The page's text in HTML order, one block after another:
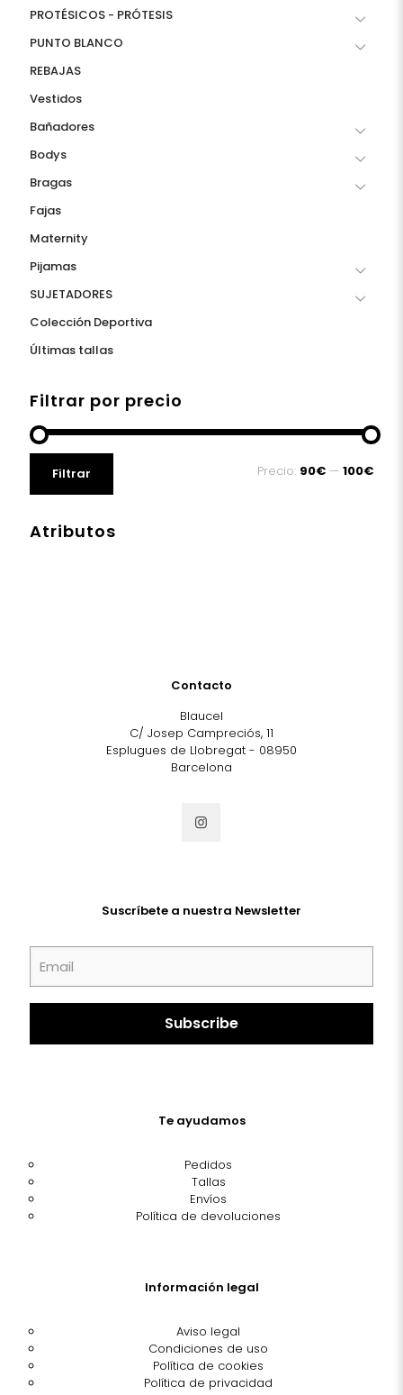
PROTÉSICOS - PRÓTESIS
PUNTO BLANCO
REBAJAS
Vestidos
Bañadores
Bodys
Bragas
Fajas
Maternity
Pijamas
SUJETADORES
Colección Deportiva
Últimas tallas
Filtrar por precio
mínimo
máximo
Filtrar Precio: 90€ — 100€
Atributos
Contacto
Blaucel
C/ Josep Campreciós, 11
Esplugues de Llobregat - 08950
Barcelona
Suscríbete a nuestra Newsletter
Te ayudamos
Pedidos
Tallas
Envíos
Política de devoluciones
Información legal
Aviso legal
Condiciones de uso
Política de cookies
Política de privacidad